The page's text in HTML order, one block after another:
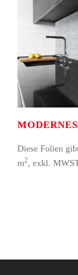
Diese Folien
m2, exkl.